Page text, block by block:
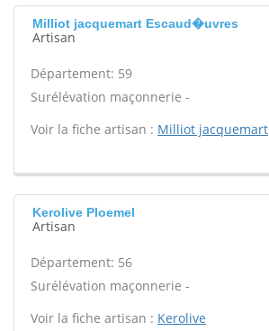
Milliot jacquemart Escaud�uvres
Artisan
Département: 59
Surélévation maçonnerie -
Voir la fiche artisan : Milliot jacquemart
Kerolive Ploemel
Artisan
Département: 56
Surélévation maçonnerie -
Voir la fiche artisan : Kerolive